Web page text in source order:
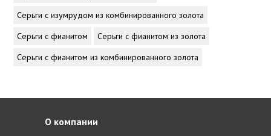
Серьги с изумрудом из комбинированного золота
Серьги с фианитом
Серьги с фианитом из золота
Серьги с фианитом из комбинированного золота
О компании